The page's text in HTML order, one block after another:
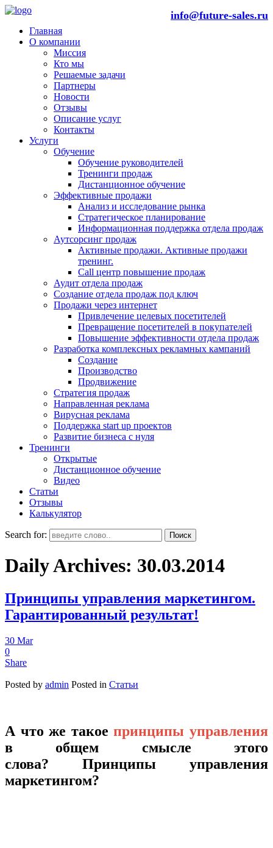
info@future-sales.ru
Главная
О компании
Миссия
Кто мы
Решаемые задачи
Партнеры
Новости
Отзывы
Описание услуг
Контакты
Услуги
Обучение
Обучение руководителей
Тренинги продаж
Дистанционное обучение
Эффективные продажи
Анализ и исследование рынка
Стратегическое планирование
Информационная поддержка отдела продаж
Аутсорсинг продаж
Активные продажи. Активные продажи
тренинг.
Call центр повышение продаж
Аудит отдела продаж
Создание отдела продаж под ключ
Продажи через интернет
Привлечение целевых посетителей
Превращение посетителей в покупателей
Повышение эффективности отдела продаж
Разработка комплексных рекламных кампаний
Создание
Производство
Продвижение
Стратегия продаж
Направленная реклама
Вирусная реклама
Поддержка start up проектов
Развитие бизнеса с нуля
Тренинги
Открытые
Дистанционное обучение
Видео
Статьи
Отзывы
Калькулятор
Search for:
Daily Archives: 30.03.2014
Принципы управления маркетингом.
Гарантированный результат!
30 Mar
0
Share
Posted by admin Posted in Статьи
А что же такоепринципы управления
в общем смысле этого
слова? Принципы управления
маркетингом?